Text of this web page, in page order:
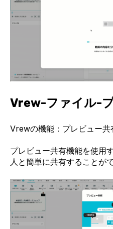
Vrew-ファイル-
Vrewの機能：プレビュー共
プレビュー共有機能を使用
人と簡単に共有することが